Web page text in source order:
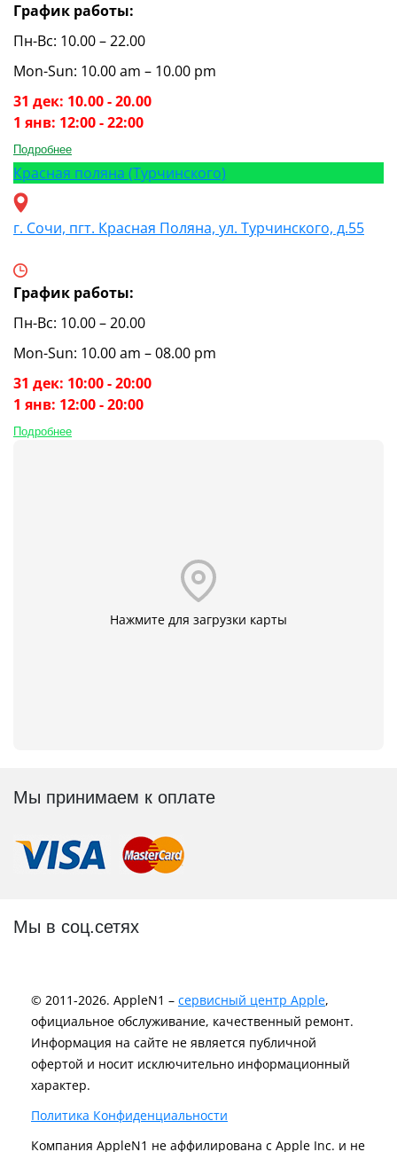
График работы:
Пн-Вс: 10.00 – 22.00
Mon-Sun: 10.00 am – 10.00 pm
31 дек: 10.00 - 20.00
1 янв: 12:00 - 22:00
Подробнее
Красная поляна (Турчинского)
г. Сочи, пгт. Красная Поляна, ул. Турчинского, д.55
График работы:
Пн-Вс: 10.00 – 20.00
Mon-Sun: 10.00 am – 08.00 pm
31 дек: 10:00 - 20:00
1 янв: 12:00 - 20:00
Подробнее
Нажмите для загрузки карты
Мы принимаем к оплате
Мы в соц.сетях
© 2011-2026. AppleN1 – сервисный центр Apple,
официальное обслуживание, качественный ремонт.
Информация на сайте не является публичной
офертой и носит исключительно информационный
характер.
Политика Конфиденциальности
Компания AppleN1 не аффилирована c Apple Inc. и не